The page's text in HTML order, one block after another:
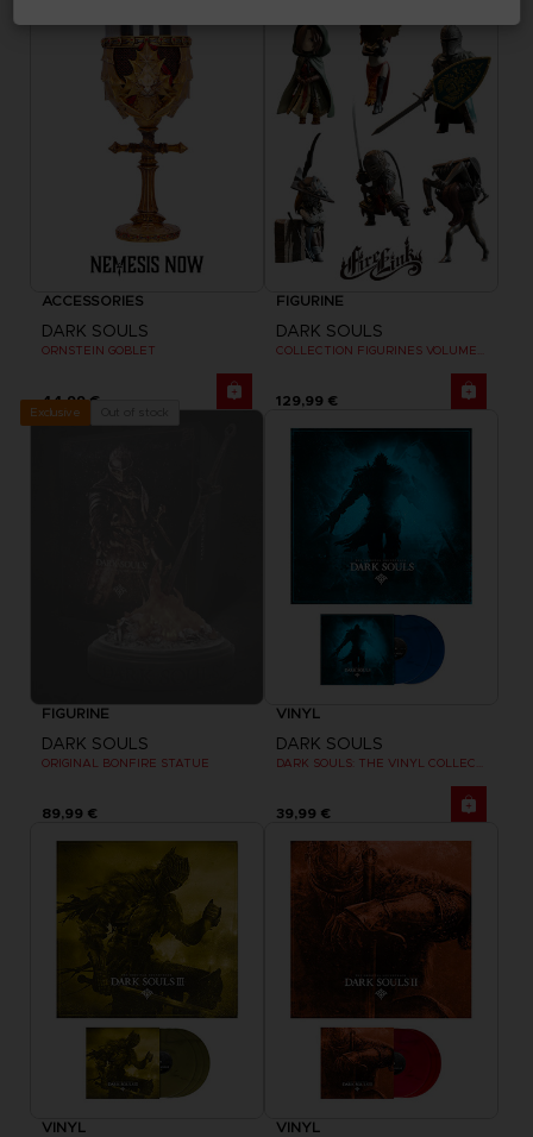
ACCESSORIES
DARK SOULS
ORNSTEIN GOBLET
44,99 €
FIGURINE
DARK SOULS
129,99 €
Exclusive
FIGURINE
DARK SOULS
ORIGINAL BONFIRE STATUE
89,99 €
VINYL
DARK SOULS
39,99 €
VINYL VINYL